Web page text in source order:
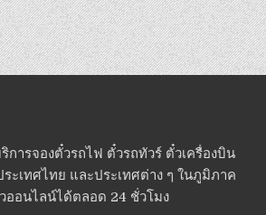
การจองตั๋วรถไฟ ตั๋วรถทัวร์ ตั๋วเครื่องบิน
ระเทศไทย และประเทศต่าง ๆ ในภูมิภาค
ออนไลน์ได้ตลอด 24 ชั่วโมง